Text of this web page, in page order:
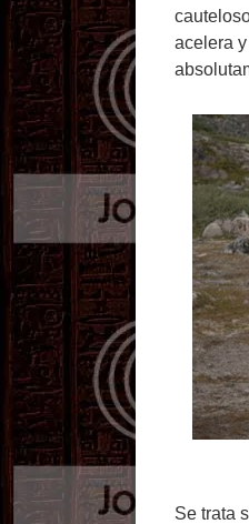
acelera
Se trata